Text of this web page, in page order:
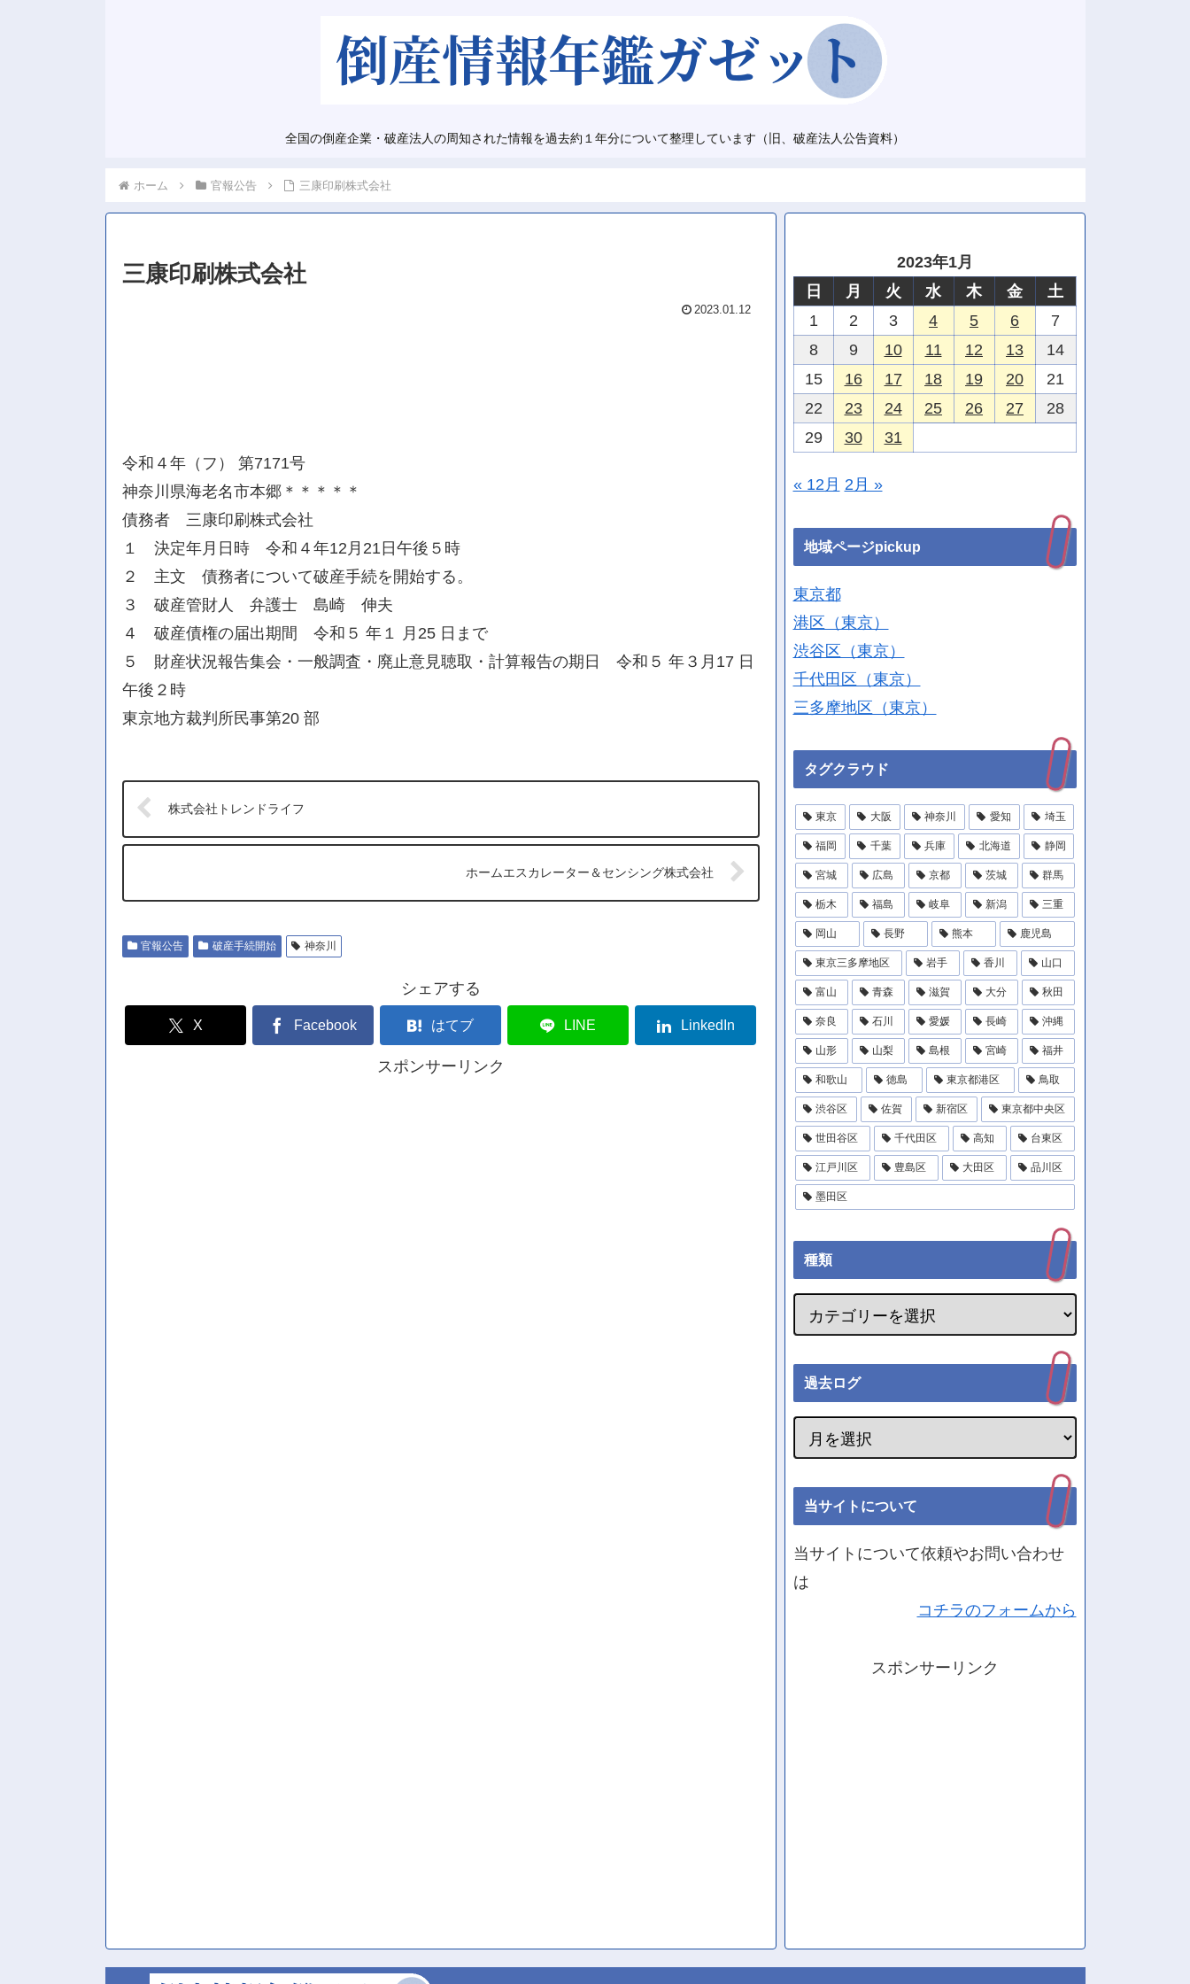
全国の倒産企業・破産法人の周知された情報を過去約１年分について整理しています（旧、破産法人公告資料）
ホーム 官報公告 三康印刷株式会社
三康印刷株式会社
2023.01.12
令和４年（フ） 第7171号
神奈川県海老名市本郷＊＊＊＊＊
債務者 三康印刷株式会社
１ 決定年月日時 令和４年12月21日午後５時
２ 主文 債務者について破産手続を開始する。
３ 破産管財人 弁護士 島崎 伸夫
４ 破産債権の届出期間 令和５ 年１ 月25 日まで
５ 財産状況報告集会・一般調査・廃止意見聴取・計算報告の期日 令和５ 年３月17 日
午後２時
東京地方裁判所民事第20 部
株式会社トレンドライフ
ホームエスカレーター＆センシング株式会社
官報公告 破産手続開始 神奈川
シェアする
X Facebook はてブ LINE LinkedIn
スポンサーリンク
2023年1月
日
月 火 水 木 金
土
1
2 3 4 5 6
7
8
9 10 11 12 13
14
15
16 17 18 19 20
21
22
23 24 25 26 27
28
29
30 31
« 12月 2月 »
地域ページpickup
東京都
港区（東京）
渋谷区（東京）
千代田区（東京）
三多摩地区（東京）
タグクラウド
東京 大阪 神奈川 愛知 埼玉
福岡 千葉 兵庫 北海道 静岡
宮城 広島 京都 茨城 群馬
栃木 福島 岐阜 新潟 三重
岡山 長野 熊本 鹿児島
東京三多摩地区 岩手 香川 山口
富山 青森 滋賀 大分 秋田
奈良 石川 愛媛 長崎 沖縄
山形 山梨 島根 宮崎 福井
和歌山 徳島 東京都港区 鳥取
渋谷区 佐賀 新宿区 東京都中央区
世田谷区 千代田区 高知 台東区
江戸川区 豊島区 大田区 品川区
墨田区
種類
過去ログ
当サイトについて
当サイトについて依頼やお問い合わせ
は
コチラのフォームから
スポンサーリンク